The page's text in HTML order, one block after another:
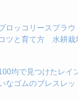
ロッコリースプラ
ツと育て方 水耕栽
均で見つけたレイ
なゴムのブレスレッ